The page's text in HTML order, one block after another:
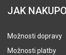
JAK
Možnosti dopravy
Možnosti platby